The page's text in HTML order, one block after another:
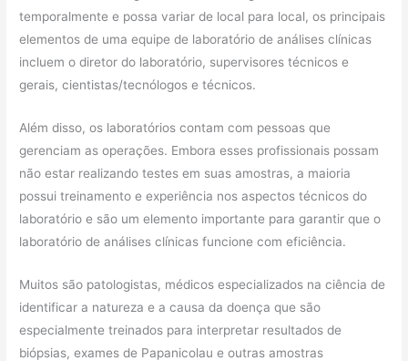
temporalmente e possa variar de local para local, os principais
elementos de uma equipe de laboratório de análises clínicas
incluem o diretor do laboratório, supervisores técnicos e
gerais, cientistas/tecnólogos e técnicos.
Além disso, os laboratórios contam com pessoas que
gerenciam as operações. Embora esses profissionais possam
não estar realizando testes em suas amostras, a maioria
possui treinamento e experiência nos aspectos técnicos do
laboratório e são um elemento importante para garantir que o
laboratório de análises clínicas funcione com eficiência.
Muitos são patologistas, médicos especializados na ciência de
identificar a natureza e a causa da doença que são
especialmente treinados para interpretar resultados de
biópsias, exames de Papanicolau e outras amostras